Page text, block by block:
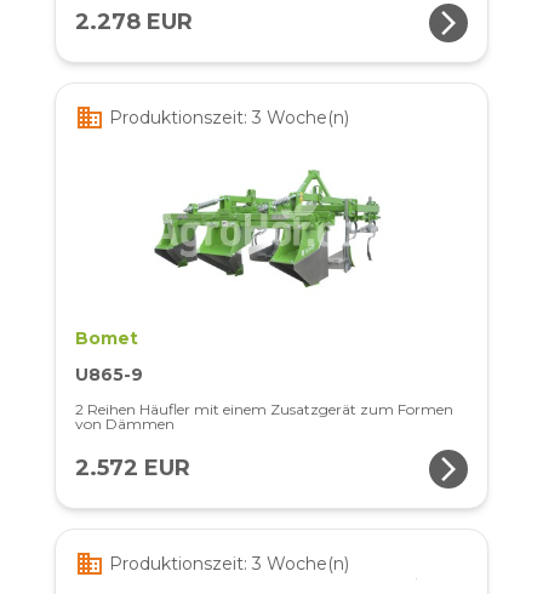
2.278 EUR arrow_forward_ios
business Produktionszeit: 3 Woche(n)
Bomet
U865-9
2 Reihen Häufler mit einem Zusatzgerät zum Formen
von Dämmen
2.572 EUR arrow_forward_ios
business Produktionszeit: 3 Woche(n)